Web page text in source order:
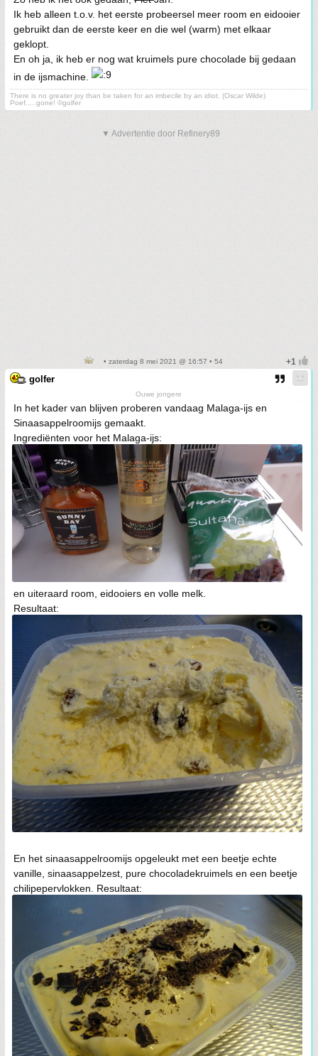
Ik heb alleen t.o.v. het eerste probeersel meer room en eidooier
gebruikt dan de eerste keer en die wel (warm) met elkaar
geklopt.
En oh ja, ik heb er nog wat kruimels pure chocolade bij gedaan
in de ijsmachine.
There is no greater joy than be taken for an imbecile by an idiot. (Oscar Wilde)
Poef.....gone! ©golfer
▼ Advertentie door Refinery89
• zaterdag 8 mei 2021 @ 16:57 • 54
golfer
Ouwe jongere
In het kader van blijven proberen vandaag Malaga-ijs en
Sinaasappelroomijs gemaakt.
Ingrediënten voor het Malaga-ijs:
en uiteraard room, eidooiers en volle melk.
Resultaat:
En het sinaasappelroomijs opgeleukt met een beetje echte
vanille, sinaasappelzest, pure chocoladekruimels en een beetje
chilipepervlokken. Resultaat: